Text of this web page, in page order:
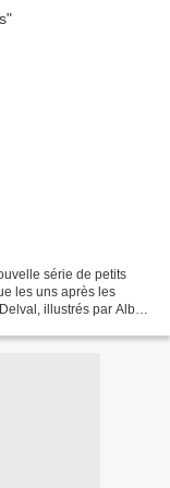
série de petits
les uns après les
illustrés par Alban